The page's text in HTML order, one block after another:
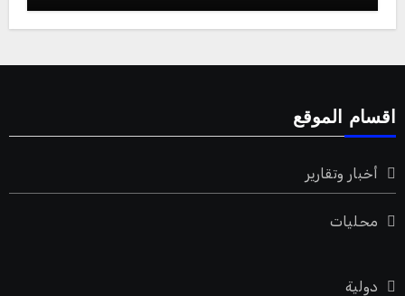
اقسام الموقع
أخبار وتقارير
محليات
دولية